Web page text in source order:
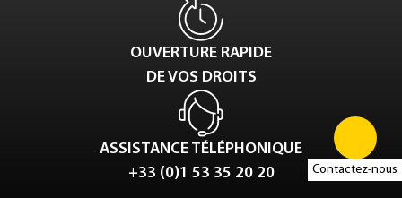
Contactez-nous
OUVERTURE RAPIDE
DE VOS DROITS
ASSISTANCE TÉLÉPHONIQUE
+33 (0)1 53 35 20 20